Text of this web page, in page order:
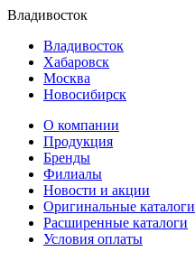
Владивосток
Владивосток
Хабаровск
Москва
Новосибирск
О компании
Продукция
Бренды
Филиалы
Новости и акции
Оригинальные каталоги
Расширенные каталоги
Условия оплаты